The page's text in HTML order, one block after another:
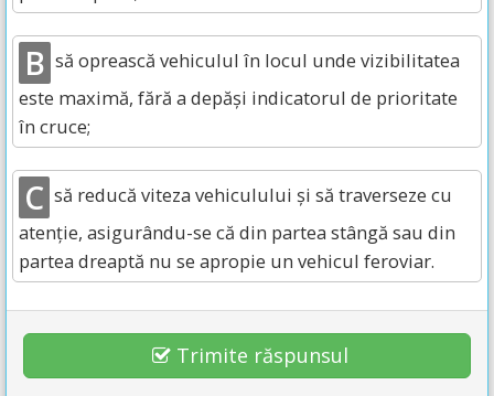
B să oprească vehiculul în locul unde vizibilitatea
este maximă, fără a depăși indicatorul de prioritate
în cruce;
C să reducă viteza vehiculului și să traverseze cu
atenție, asigurându-se că din partea stângă sau din
partea dreaptă nu se apropie un vehicul feroviar.
Trimite răspunsul